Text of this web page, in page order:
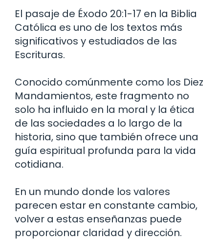
El pasaje de Éxodo 20:1-17 en la Biblia
Católica es uno de los textos más
significativos y estudiados de las
Escrituras.
Conocido comúnmente como los Diez
Mandamientos, este fragmento no
solo ha influido en la moral y la ética
de las sociedades a lo largo de la
historia, sino que también ofrece una
guía espiritual profunda para la vida
cotidiana.
En un mundo donde los valores
parecen estar en constante cambio,
volver a estas enseñanzas puede
proporcionar claridad y dirección.